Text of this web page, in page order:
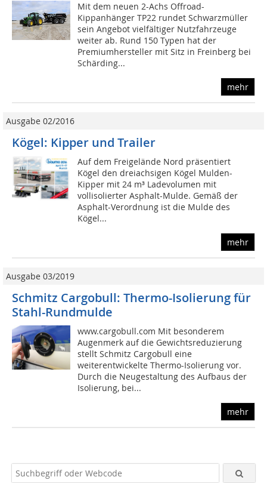
Mit dem neuen 2-Achs Offroad-
Kippanhänger TP22 rundet Schwarzmüller
sein Angebot vielfältiger Nutzfahrzeuge
weiter ab. Rund 150 Typen hat der
Premiumhersteller mit Sitz in Freinberg bei
Schärding...
mehr
Ausgabe 02/2016
Kögel: Kipper und Trailer
Auf dem Freigelände Nord präsentiert
Kögel den dreiachsigen Kögel Mulden-
Kipper mit 24 m³ Ladevolumen mit
vollisolierter Asphalt-Mulde. Gemäß der
Asphalt-Verordnung ist die Mulde des
Kögel...
mehr
Ausgabe 03/2019
Schmitz Cargobull: Thermo-Isolierung für
Stahl-Rundmulde
www.cargobull.com Mit besonderem
Augenmerk auf die Gewichtsreduzierung
stellt Schmitz Cargobull eine
weiterentwickelte Thermo-Isolierung vor.
Durch die Neugestaltung des Aufbaus der
Isolierung, bei...
mehr